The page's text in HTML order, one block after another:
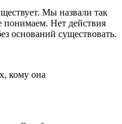
Мы назвали так
понимаем. Нет действия
оснований существовать.
кому она